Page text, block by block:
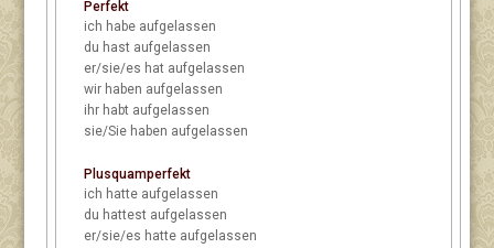
Perfekt
ich habe aufgelassen
du hast aufgelassen
er/sie/es hat aufgelassen
wir haben aufgelassen
ihr habt aufgelassen
sie/Sie haben aufgelassen
Plusquamperfekt
ich hatte aufgelassen
du hattest aufgelassen
er/sie/es hatte aufgelassen